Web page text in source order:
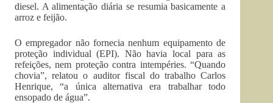
diesel. A alimentação diária se resumia basicamente a
arroz e feijão.
O empregador não fornecia nenhum equipamento de
proteção individual (EPI). Não havia local para as
refeições, nem proteção contra intempéries. “Quando
chovia”, relatou o auditor fiscal do trabalho Carlos
Henrique, “a única alternativa era trabalhar todo
ensopado de água”.